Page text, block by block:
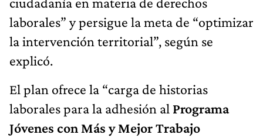
laborales” y persigue la meta de “optimizar
la intervención territorial”, según se
explicó.
El plan ofrece la “carga de historias
laborales para la adhesión al Programa
Jóvenes con Más y Mejor Trabajo